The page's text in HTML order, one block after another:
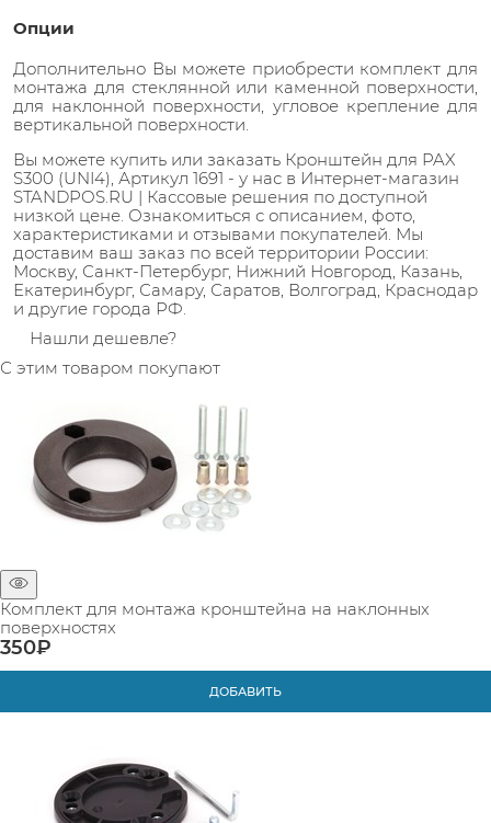
Опции
Дополнительно Вы можете приобрести комплект для
монтажа для стеклянной или каменной поверхности,
для наклонной поверхности, угловое крепление для
вертикальной поверхности.
Вы можете купить или заказать Кронштейн для PAX
S300 (UNI4), Артикул 1691 - у нас в Интернет-магазин
STANDPOS.RU | Кассовые решения по доступной
низкой цене. Ознакомиться с описанием, фото,
характеристиками и отзывами покупателей. Мы
доставим ваш заказ по всей территории России:
Москву, Санкт-Петербург, Нижний Новгород, Казань,
Екатеринбург, Самару, Саратов, Волгоград, Краснодар
и другие города РФ.
Нашли дешевле?
С этим товаром покупают
Комплект для монтажа кронштейна на наклонных
поверхностях
350₽
ДОБАВИТЬ